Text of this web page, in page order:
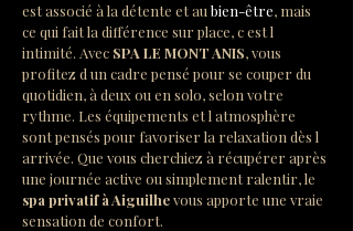
est associé à la détente et au bien-être, mais
ce qui fait la différence sur place, c est l
intimité. Avec SPA LE MONT ANIS, vous
profitez d un cadre pensé pour se couper du
quotidien, à deux ou en solo, selon votre
rythme. Les équipements et l atmosphère
sont pensés pour favoriser la relaxation dès l
arrivée. Que vous cherchiez à récupérer après
une journée active ou simplement ralentir, le
spa privatif à Aiguilhe vous apporte une vraie
sensation de confort.